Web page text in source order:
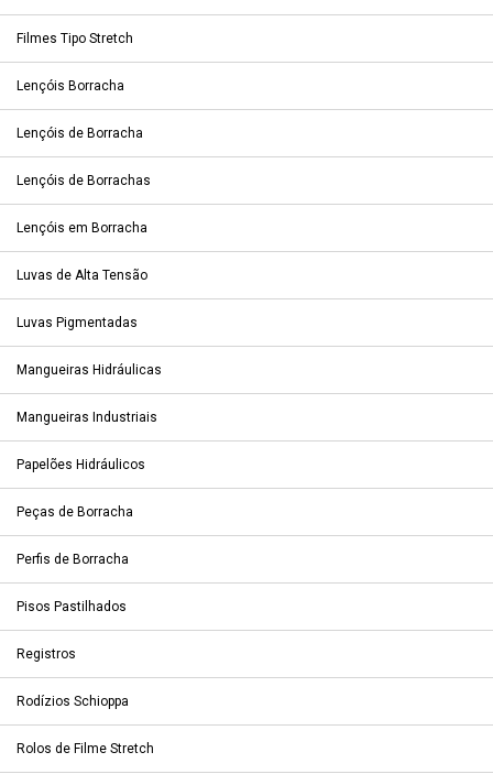
Filmes Tipo Stretch
Lençóis Borracha
Lençóis de Borracha
Lençóis de Borrachas
Lençóis em Borracha
Luvas de Alta Tensão
Luvas Pigmentadas
Mangueiras Hidráulicas
Mangueiras Industriais
Papelões Hidráulicos
Peças de Borracha
Perfis de Borracha
Pisos Pastilhados
Registros
Rodízios Schioppa
Rolos de Filme Stretch